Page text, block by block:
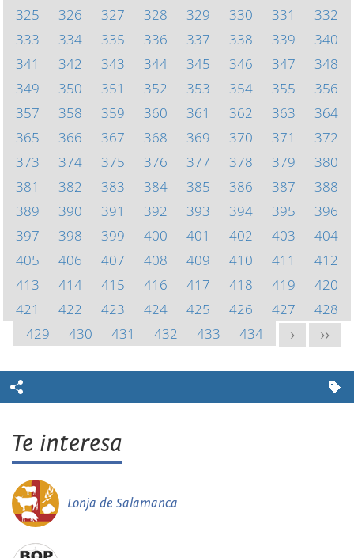
325
326 327 328 329 330 331
332
333
334 335 336 337 338 339
340
341
342 343 344 345 346 347
348
349
350 351 352 353 354 355
356
357
358 359 360 361 362 363
364
365
366 367 368 369 370 371
372
373
374 375 376 377 378 379
380
381
382 383 384 385 386 387
388
389
390 391 392 393 394 395
396
397
398 399 400 401 402 403
404
405
406 407 408 409 410 411
412
413
414 415 416 417 418 419
420
421
422 423 424 425 426 427
428
429
430 431 432 433 434 > >>
Te interesa
Lonja de Salamanca